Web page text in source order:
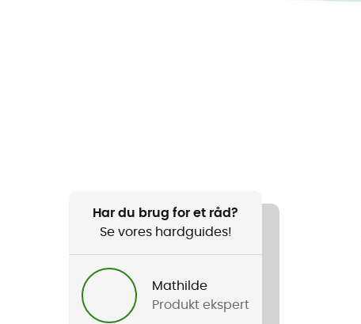
Har du brug for et råd?
Se vores hardguides!
Mathilde
Produkt ekspert